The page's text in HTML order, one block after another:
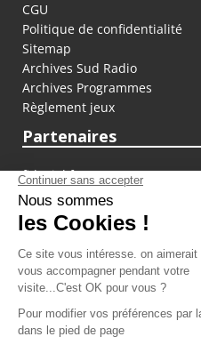
CGU
Politique de confidentialité
Sitemap
Archives Sud Radio
Archives Programmes
Règlement jeux
Partenaires
fiducial.fr
lyoncapitale.fr
olympique-et-lyonnais.com
L'application Iphone /